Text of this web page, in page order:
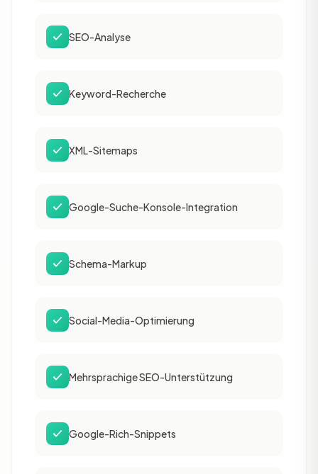
SEO-Analyse
Keyword-Recherche
XML-Sitemaps
Google-Suche-Konsole-Integration
Schema-Markup
Social-Media-Optimierung
Mehrsprachige SEO-Unterstützung
Google-Rich-Snippets